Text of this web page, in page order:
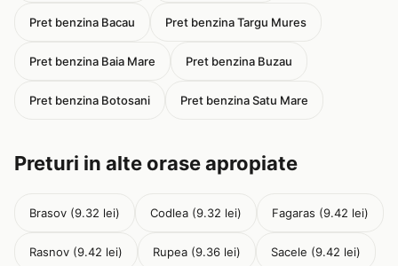
Pret benzina Bacau Pret benzina Targu Mures
Pret benzina Baia Mare Pret benzina Buzau
Pret benzina Botosani Pret benzina Satu Mare
Preturi in alte orase apropiate
Brasov (9.32 lei) Codlea (9.32 lei) Fagaras (9.42 lei)
Rasnov (9.42 lei) Rupea (9.36 lei) Sacele (9.42 lei)